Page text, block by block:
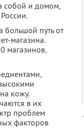
собой и домом,
путь от
магазина.
магазинов,
кожу.
в их
проблем
факторов